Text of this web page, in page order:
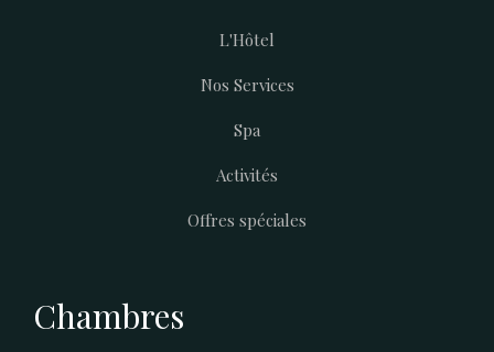
L'Hôtel
Nos Services
Spa
Activités
Offres spéciales
Chambres